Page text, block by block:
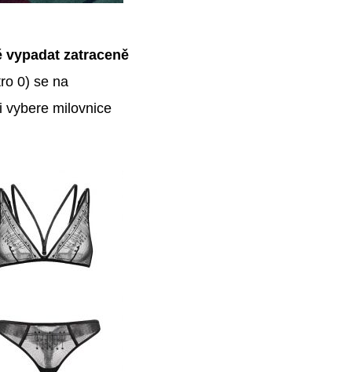
zatraceně
0) se na
vybere milovnice